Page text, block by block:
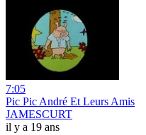
7:05
Pic Pic André Et Leurs Amis
JAMESCURT
il y a 19 ans